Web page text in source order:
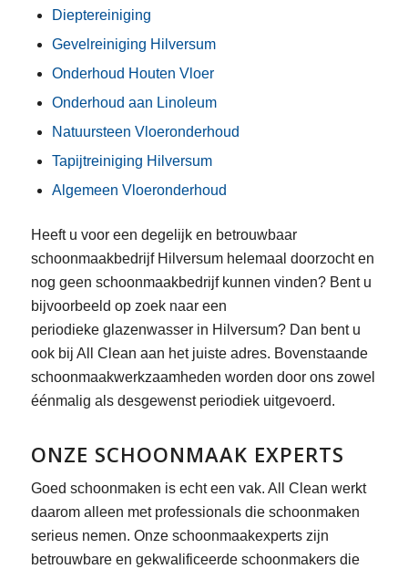
Dieptereiniging
Gevelreiniging Hilversum
Onderhoud Houten Vloer
Onderhoud aan Linoleum
Natuursteen Vloeronderhoud
Tapijtreiniging Hilversum
Algemeen Vloeronderhoud
Heeft u voor een degelijk en betrouwbaar
schoonmaakbedrijf Hilversum helemaal doorzocht en
nog geen schoonmaakbedrijf kunnen vinden? Bent u
bijvoorbeeld op zoek naar een
periodieke glazenwasser in Hilversum? Dan bent u
ook bij All Clean aan het juiste adres. Bovenstaande
schoonmaakwerkzaamheden worden door ons zowel
éénmalig als desgewenst periodiek uitgevoerd.
ONZE SCHOONMAAK EXPERTS
Goed schoonmaken is echt een vak. All Clean werkt
daarom alleen met professionals die schoonmaken
serieus nemen. Onze schoonmaakexperts zijn
betrouwbare en gekwalificeerde schoonmakers die